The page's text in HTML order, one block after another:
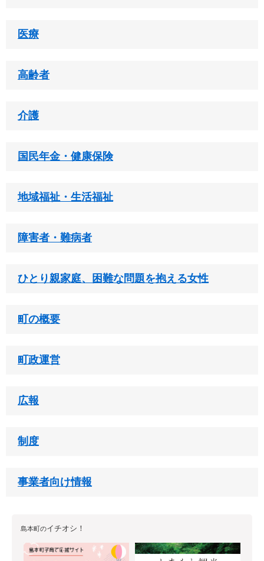
医療
高齢者
介護
国民年金・健康保険
地域福祉・生活福祉
障害者・難病者
ひとり親家庭、困難な問題を抱える女性
町の概要
町政運営
広報
制度
事業者向け情報
島本町のイチオシ！